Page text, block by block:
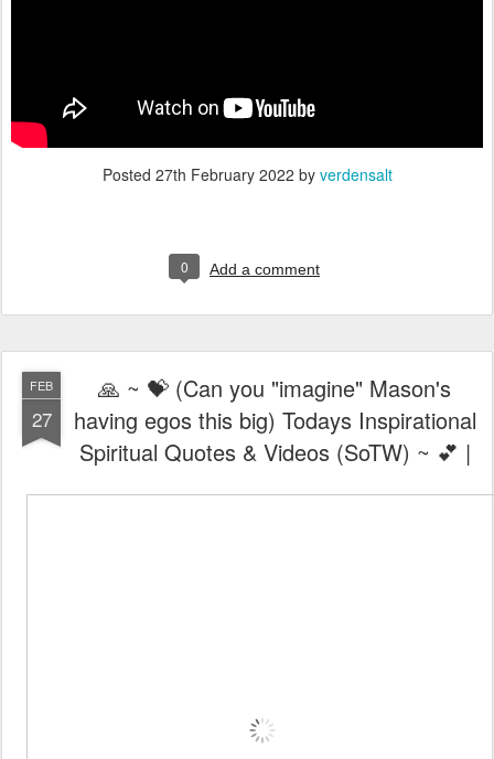
Posted 27th February 2022 by verdensalt
0 Add a comment
FEB
27
🙏 ~ 💝 (Can you "imagine" Mason's
having egos this big) Todays Inspirational
Spiritual Quotes & Videos (SoTW) ~ 💕 |